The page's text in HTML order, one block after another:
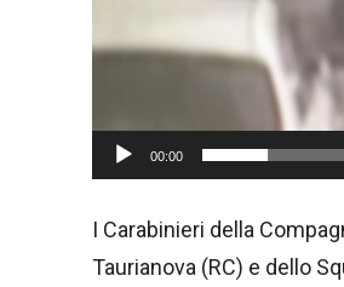
e
00:00
I Carabinieri della
Taurianova (RC) e dello